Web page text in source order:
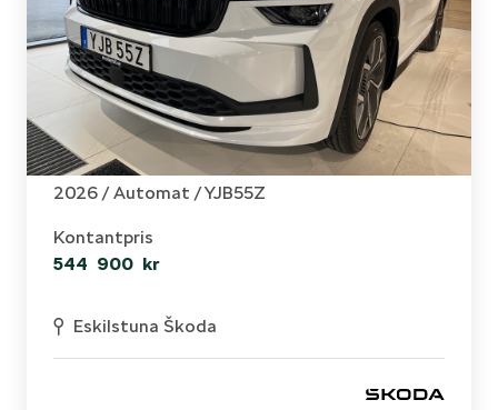
Skoda - Kodiaq
Sportline 1,5 TSI iV SUPERPRIS!!
2026 /Automat / YJB55Z
Kontantpris
544 900 kr
Eskilstuna Škoda